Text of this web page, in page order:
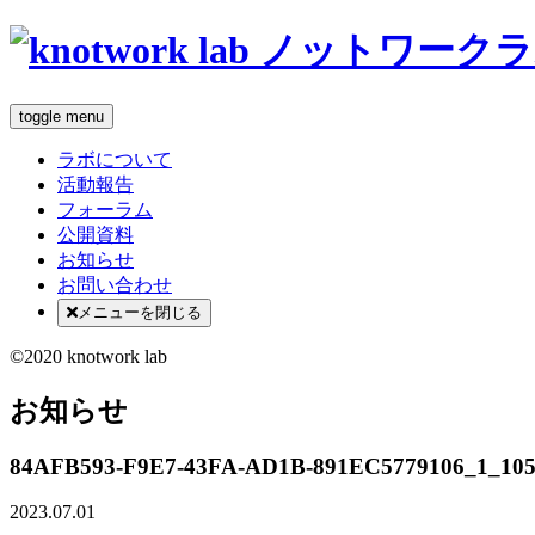
toggle menu
ラボについて
活動報告
フォーラム
公開資料
お知らせ
お問い合わせ
メニューを閉じる
©2020 knotwork lab
お知らせ
84AFB593-F9E7-43FA-AD1B-
2023.07.01